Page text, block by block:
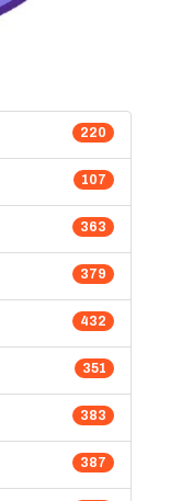
220
107
363
379
432
351
383
387